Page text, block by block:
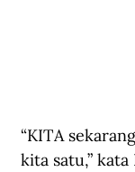
“KITA
kita satu,”